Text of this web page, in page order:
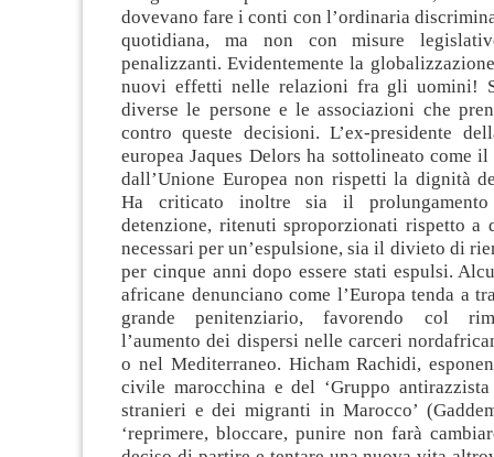
dovevano fare i conti con l’ordinaria
quotidiana, ma non con misure
penalizzanti. Evidentemente la
nuovi effetti nelle relazioni fra gli uomini!
diverse le persone e le associazioni che
contro queste decisioni. L’ex-presidente
europea Jaques Delors ha sottolineato come
dall’Unione Europea non rispetti la dignità
Ha criticato inoltre sia il
detenzione, ritenuti sproporzionati rispetto a
necessari per un’espulsione, sia il divieto di
per cinque anni dopo essere stati espulsi.
africane denunciano come l’Europa tenda a
grande penitenziario, favorendo col
l’aumento dei dispersi nelle carceri
o nel Mediterraneo. Hicham Rachidi,
civile marocchina e del ‘Gruppo
stranieri e dei migranti in Marocco’
‘reprimere, bloccare, punire non farà